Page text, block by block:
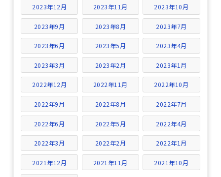
2023年12月 2023年11月 2023年10月
2023年9月 2023年8月 2023年7月
2023年6月 2023年5月 2023年4月
2023年3月 2023年2月 2023年1月
2022年12月 2022年11月 2022年10月
2022年9月 2022年8月 2022年7月
2022年6月 2022年5月 2022年4月
2022年3月 2022年2月 2022年1月
2021年12月 2021年11月 2021年10月